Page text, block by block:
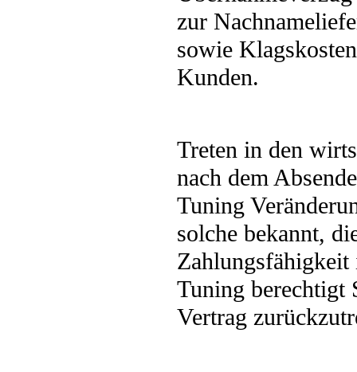
zur
sowie
Kunden.
Treten in den
nach dem
Tuning
solche bekannt,
Tuning berechtigt
Vertrag